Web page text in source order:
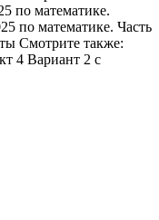
по математике.
по математике. Часть
Смотрите также:
4 Вариант 2 с